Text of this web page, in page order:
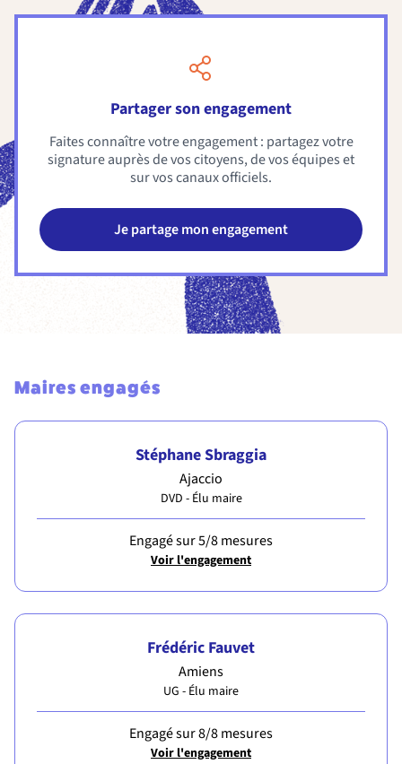
Partager son engagement
Faites connaître votre engagement : partagez votre
signature auprès de vos citoyens, de vos équipes et
sur vos canaux officiels.
Je partage mon engagement
Maires engagés
Stéphane Sbraggia
Ajaccio
DVD - Élu maire
Engagé sur 5/8 mesures
Voir l'engagement
Frédéric Fauvet
Amiens
UG - Élu maire
Engagé sur 8/8 mesures
Voir l'engagement